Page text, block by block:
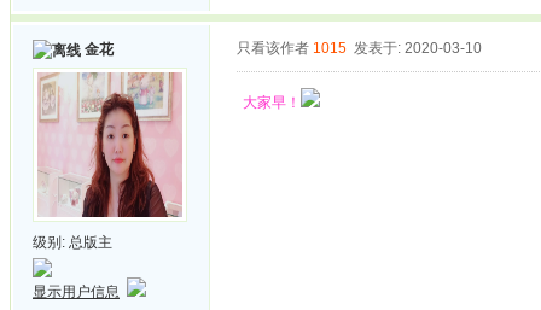
金花
级别: 总版主
显示用户信息
只看该作者 1015 发表于: 2020-03-10
大家早！